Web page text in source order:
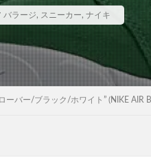
バラージ, スニーカー, ナイキ
ーバー/ブラック/ホワイト” (NIKE AIR